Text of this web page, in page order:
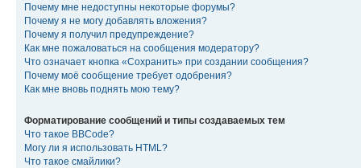
Почему мне недоступны некоторые форумы?
Почему я не могу добавлять вложения?
Почему я получил предупреждение?
Как мне пожаловаться на сообщения модератору?
Что означает кнопка «Сохранить» при создании сообщения?
Почему моё сообщение требует одобрения?
Как мне вновь поднять мою тему?
Форматирование сообщений и типы создаваемых тем
Что такое BBCode?
Могу ли я использовать HTML?
Что такое смайлики?